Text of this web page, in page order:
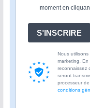
moment en
S'INSCRIRE
Nous
marketing. En
reconnaissez
seront
processeur
conditions